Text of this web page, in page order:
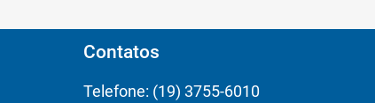
Contatos
Telefone: (19) 3755-6010